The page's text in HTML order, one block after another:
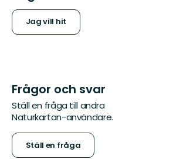
Jag vill hit
Frågor och svar
Ställ en fråga till andra
Naturkartan-användare.
Ställ en fråga